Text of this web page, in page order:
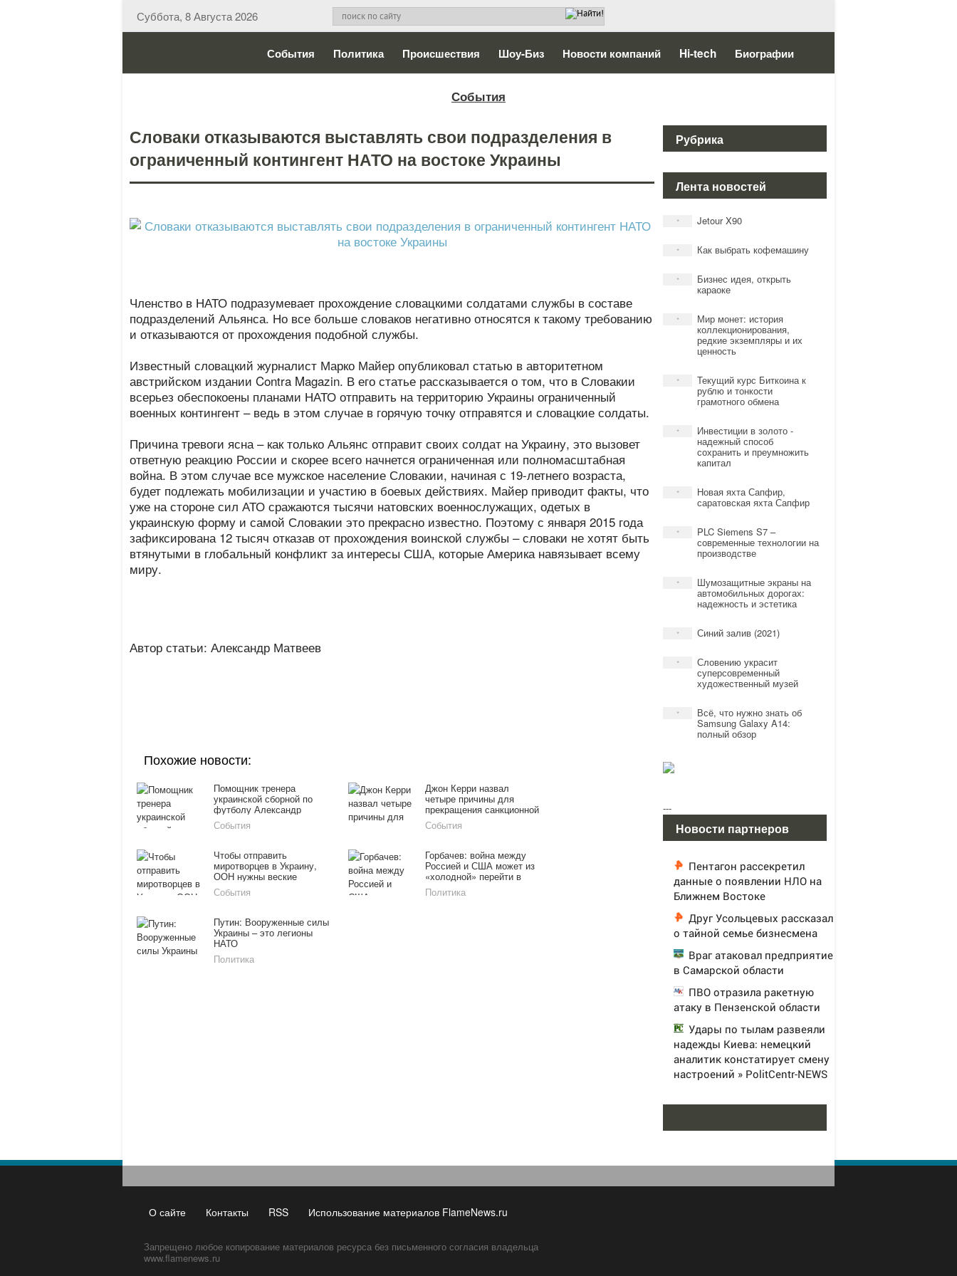
Суббота, 8 Августа 2026
События Политика Происшествия Шоу-Биз Новости компаний Hi-tech Биографии
События
Словаки отказываются выставлять свои подразделения в
ограниченный контингент НАТО на востоке Украины
Членство в НАТО подразумевает прохождение словацкими солдатами службы в составе
подразделений Альянса. Но все больше словаков негативно относятся к такому требованию
и отказываются от прохождения подобной службы.
Известный словацкий журналист Марко Майер опубликовал статью в авторитетном
австрийском издании Contra Magazin. В его статье рассказывается о том, что в Словакии
всерьез обеспокоены планами НАТО отправить на территорию Украины ограниченный
военных контингент – ведь в этом случае в горячую точку отправятся и словацкие солдаты.
Причина тревоги ясна – как только Альянс отправит своих солдат на Украину, это вызовет
ответную реакцию России и скорее всего начнется ограниченная или полномасштабная
война. В этом случае все мужское население Словакии, начиная с 19-летнего возраста,
будет подлежать мобилизации и участию в боевых действиях. Майер приводит факты, что
уже на стороне сил АТО сражаются тысячи натовских военнослужащих, одетых в
украинскую форму и самой Словакии это прекрасно известно. Поэтому с января 2015 года
зафиксирована 12 тысяч отказав от прохождения воинской службы – словаки не хотят быть
втянутыми в глобальный конфликт за интересы США, которые Америка навязывает всему
миру.
Автор статьи: Александр Матвеев
Похожие новости:
Помощник тренера
украинской сборной по
футболу Александр
Заваров отказался в
резкой форме от
События
Джон Керри назвал
четыре причины для
прекращения санкционной
антироссийской политики
События
Чтобы отправить
миротворцев в Украину,
ООН нужны веские
основания
События
Горбачев: война между
Россией и США может из
«холодной» перейти в
«горячую»
Политика
Путин: Вооруженные силы
Украины – это легионы
НАТО
Политика
Рубрика
Лента новостей
* Jetour X90
* Как выбрать кофемашину
* Бизнес идея, открыть
караоке
* Мир монет: история
коллекционирования,
редкие экземпляры и их
ценность
* Текущий курс Биткоина к
рублю и тонкости
грамотного обмена
* Инвестиции в золото -
надежный способ
сохранить и преумножить
капитал
* Новая яхта Сапфир,
саратовская яхта Сапфир
* PLC Siemens S7 –
современные технологии на
производстве
* Шумозащитные экраны на
автомобильных дорогах:
надежность и эстетика
* Синий залив (2021)
* Словению украсит
суперсовременный
художественный музей
* Всё, что нужно знать об
Samsung Galaxy A14:
полный обзор
---
Новости партнеров
Пентагон рассекретил
данные о появлении НЛО на
Ближнем Востоке
Друг Усольцевых рассказал
о тайной семье бизнесмена
Враг атаковал предприятие
в Самарской области
ПВО отразила ракетную
атаку в Пензенской области
Удары по тылам развеяли
надежды Киева: немецкий
аналитик констатирует смену
настроений » PolitCentr-NEWS
О сайте Контакты RSS Использование материалов FlameNews.ru
Запрещено любое копирование материалов ресурса без письменного согласия владельца
www.flamenews.ru